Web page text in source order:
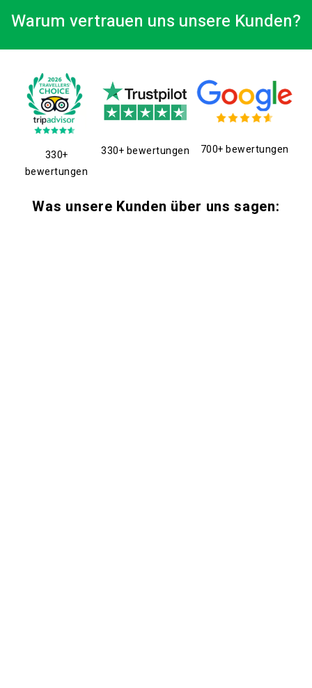
Warum vertrauen uns unsere Kunden?
330+
bewertungen
330+ bewertungen 700+ bewertungen
Was unsere Kunden über uns sagen: